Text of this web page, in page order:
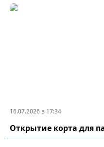
16.07.2026 в 17:34
Открытие корта для